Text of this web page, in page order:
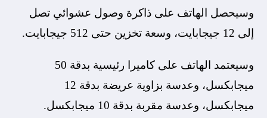
وسيحصل الهاتف على ذاكرة وصول عشوائي تصل
إلى 12 جيجابايت، وسعة تخزين حتى 512 جيجابايت.
وسيعتمد الهاتف على كاميرا رئيسية بدقة 50
ميجابكسل، وعدسة بزاوية عريضة بدقة 12
ميجابكسل، وعدسة مقربة بدقة 10 ميجابكسل.